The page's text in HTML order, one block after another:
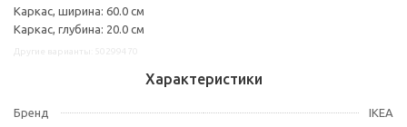
Каркас, ширина: 60.0 см
Каркас, глубина: 20.0 см
Характеристики
Бренд IKEA